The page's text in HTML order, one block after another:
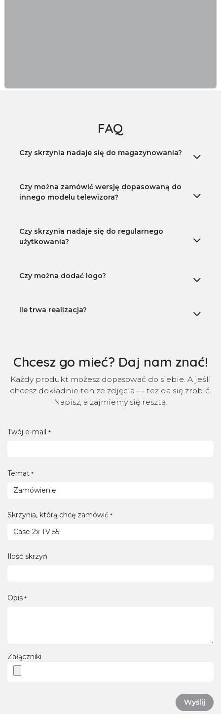
FAQ
Czy skrzynia nadaje się do magazynowania?
Czy można zamówić wersję dopasowaną do
innego modelu telewizora?
Czy skrzynia nadaje się do regularnego
użytkowania?
Czy można dodać logo?
Ile trwa realizacja?
Chcesz go mieć? Daj nam znać!
Każdy produkt możesz dopasować do siebie. A jeśli
chcesz dokładnie ten ze zdjęcia — też da się zrobić.
Napisz, a zajmiemy się resztą.
Twój e-mail *
Temat *
Skrzynia, którą chcę zamówić *
Ilość skrzyń
Opis *
Załączniki
Wyślij